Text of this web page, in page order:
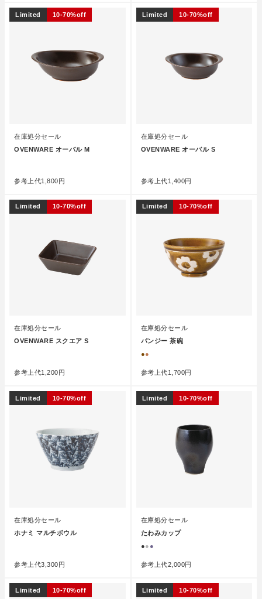
在庫処分セール
OVENWARE オーバル M
参考上代1,800円
Limited 10-70%off
在庫処分セール
OVENWARE オーバル S
参考上代1,400円
Limited 10-70%off
在庫処分セール
OVENWARE スクエア S
参考上代1,200円
Limited 10-70%off
在庫処分セール
パンジー 茶碗
●●
参考上代1,700円
Limited 10-70%off
在庫処分セール
ホナミ マルチボウル
参考上代3,300円
Limited 10-70%off
在庫処分セール
たわみカップ
●● ●
参考上代2,000円
Limited 10-70%off
Limited 10-70%off Limited 10-70%off